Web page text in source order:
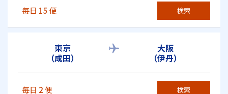
毎日 15 便 検索
東京
（成田）
大阪
（伊丹）
毎日 2便 検索